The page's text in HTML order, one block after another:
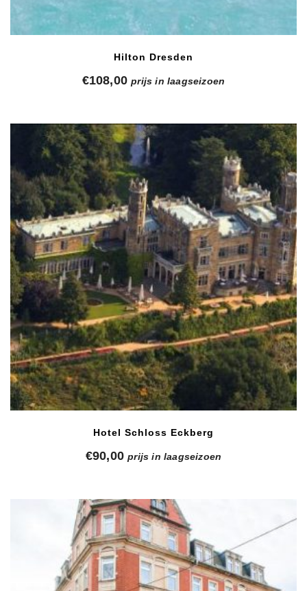
Hilton Dresden
€108,00 prijs in laagseizoen
Hotel Schloss Eckberg
€90,00 prijs in laagseizoen